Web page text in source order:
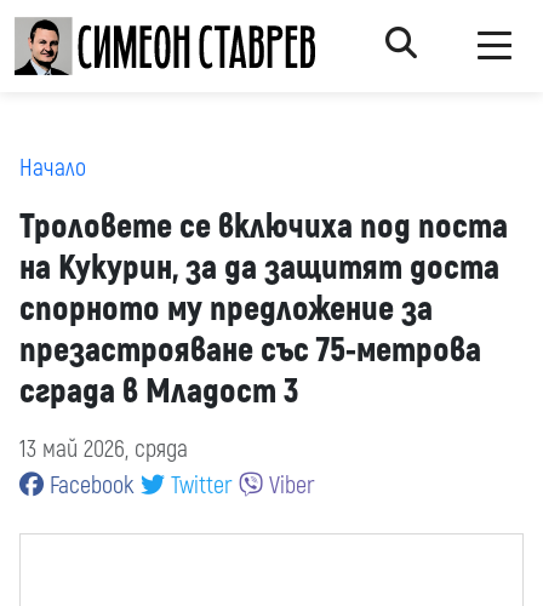
Начало
Троловете се включиха под поста
на Кукурин, за да защитят доста
спорното му предложение за
презастрояване със 75-метрова
сграда в Младост 3
13 май 2026, сряда
Facebook
Twitter Viber